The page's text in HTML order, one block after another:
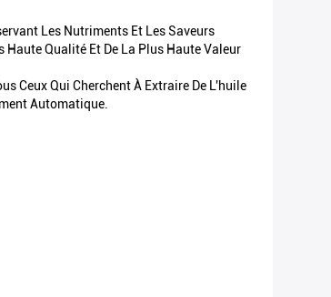
Les Nutriments Et Les Saveurs
Haute Qualité Et De La Plus Haute Valeur
Ceux Qui Cherchent À Extraire De L'huile
Automatique.